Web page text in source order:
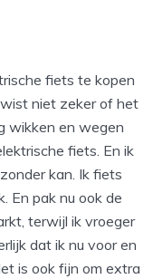
fiets te kopen
niet zeker of het
wikken en wegen
fiets. En ik
kan. Ik fiets
En pak nu ook de
terwijl ik vroeger
dat ik nu voor en
is ook fijn om extra